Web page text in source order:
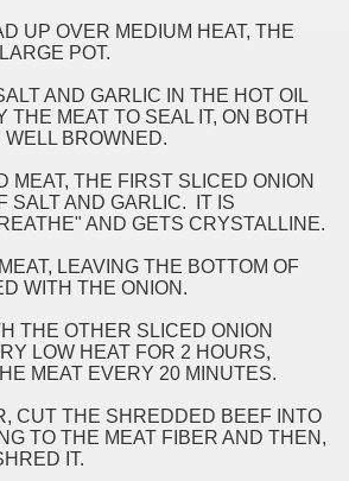
UP OVER MEDIUM HEAT, THE
POT.
AND GARLIC IN THE HOT OIL
THE MEAT TO SEAL IT, ON BOTH
WELL BROWNED.
MEAT, THE FIRST SLICED ONION
SALT AND GARLIC. IT IS
AND GETS CRYSTALLINE.
LEAVING THE BOTTOM OF
WITH THE ONION.
THE OTHER SLICED ONION
LOW HEAT FOR 2 HOURS,
MEAT EVERY 20 MINUTES.
CUT THE SHREDDED BEEF INTO
TO THE MEAT FIBER AND THEN,
IT.